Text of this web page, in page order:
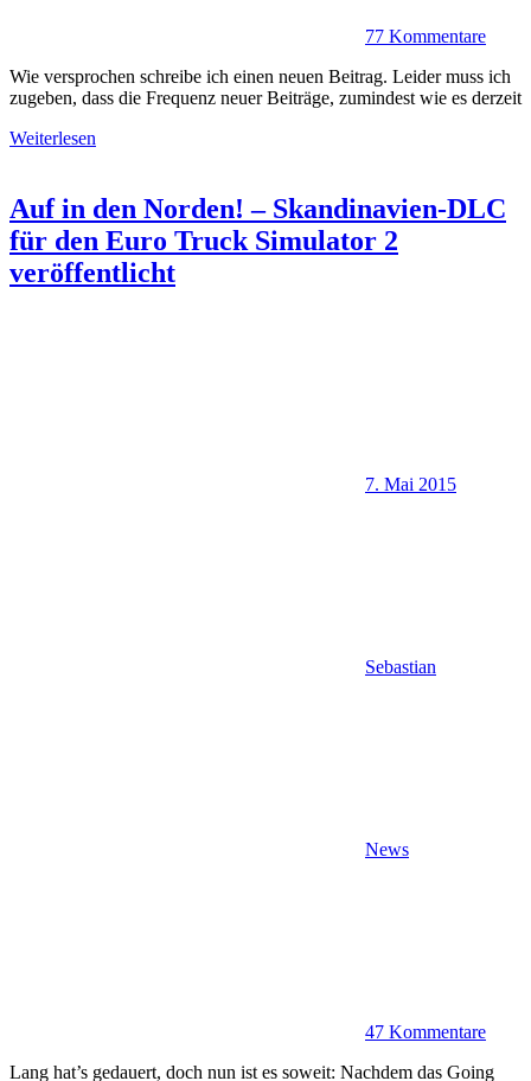
77 Kommentare
Wie versprochen schreibe ich einen neuen Beitrag. Leider muss ich
zugeben, dass die Frequenz neuer Beiträge, zumindest wie es derzeit
Weiterlesen
Auf in den Norden! – Skandinavien-DLC
für den Euro Truck Simulator 2
veröffentlicht
7. Mai 2015
Sebastian
News
47 Kommentare
Lang hat’s gedauert, doch nun ist es soweit: Nachdem das Going